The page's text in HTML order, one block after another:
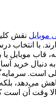
موبایل نقش
با انتخاب
موبایل یا
به دنبال خرید
است.
می‌دهد، بلکه
وقت آن است